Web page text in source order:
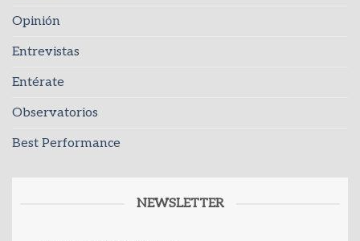
Opinión
Entrevistas
Entérate
Observatorios
Best Performance
NEWSLETTER